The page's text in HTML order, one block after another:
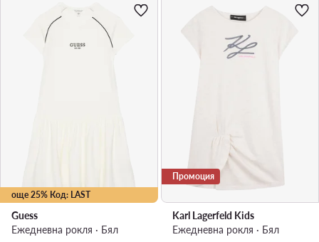
още 25% Код: LAST
Guess
Ежедневна рокля · Бял
Промоция
Karl Lagerfeld Kids
Ежедневна рокля · Бял